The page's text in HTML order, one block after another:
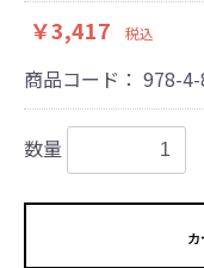
￥3,417 税込
商品コード： 978-
数量
カ